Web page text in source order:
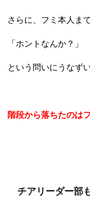
さらに、フミ本人ま
「ホントなんか？」
という問いにうなず
階段から落ちたのは
チアリーダー部